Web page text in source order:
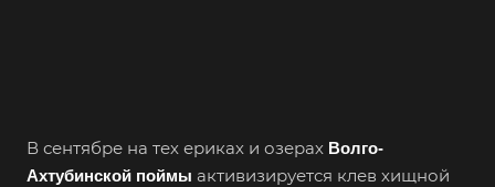
В сентябре на тех ериках и озерах Волго-
Ахтубинской поймы активизируется клев хищной